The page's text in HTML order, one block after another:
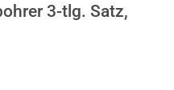
3-tlg. Satz,